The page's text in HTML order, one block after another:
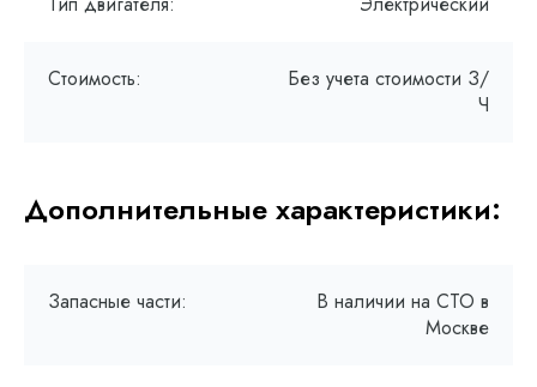
Стоимость:
Без учета стоимости З/
Ч
Дополнительные характеристики:
Запасные части:
В наличии на СТО в
Москве